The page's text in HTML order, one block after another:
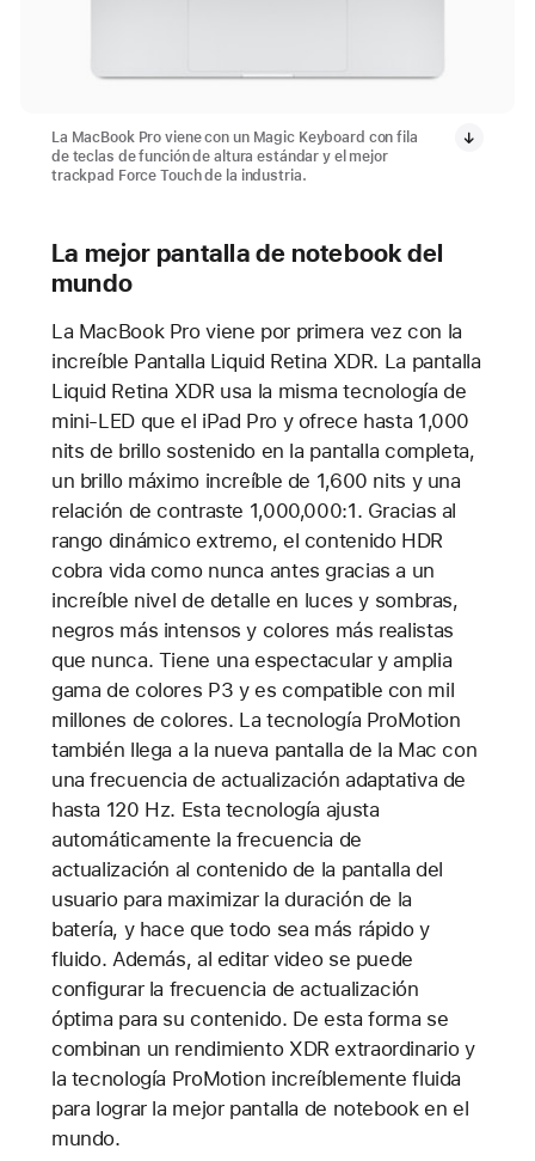
La MacBook Pro viene con un Magic Keyboard con fila
de teclas de función de altura estándar y el mejor
trackpad Force Touch de la industria.
La mejor pantalla de notebook del
mundo
La MacBook Pro viene por primera vez con la
increíble Pantalla Liquid Retina XDR. La pantalla
Liquid Retina XDR usa la misma tecnología de
mini-LED que el iPad Pro y ofrece hasta 1,000
nits de brillo sostenido en la pantalla completa,
un brillo máximo increíble de 1,600 nits y una
relación de contraste 1,000,000:1. Gracias al
rango dinámico extremo, el contenido HDR
cobra vida como nunca antes gracias a un
increíble nivel de detalle en luces y sombras,
negros más intensos y colores más realistas
que nunca. Tiene una espectacular y amplia
gama de colores P3 y es compatible con mil
millones de colores. La tecnología ProMotion
también llega a la nueva pantalla de la Mac con
una frecuencia de actualización adaptativa de
hasta 120 Hz. Esta tecnología ajusta
automáticamente la frecuencia de
actualización al contenido de la pantalla del
usuario para maximizar la duración de la
batería, y hace que todo sea más rápido y
fluido. Además, al editar video se puede
configurar la frecuencia de actualización
óptima para su contenido. De esta forma se
combinan un rendimiento XDR extraordinario y
la tecnología ProMotion increíblemente fluida
para lograr la mejor pantalla de notebook en el
mundo.